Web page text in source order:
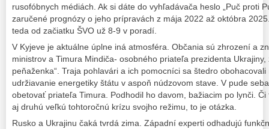
rusofóbnych médiách. Ak si dáte do vyhľadávača heslo „Puč proti
zaručené prognózy o jeho prípravách z mája 2022 až októbra
teda od začiatku ŠVO už 8-9 v poradí.
V Kyjeve je aktuálne úplne iná atmosféra. Občania sú zhrození a
ministrov a Timura Mindiča- osobného priateľa prezidenta Ukrajiny,
peňaženka“. Traja pohlavári a ich pomocníci sa štedro
udržiavanie energetiky štátu v aspoň núdzovom stave. V pude
obetovať priateľa Timura. Podhodil ho davom, bažiacim po lynči.
aj druhú veľkú tohtoročnú krízu svojho režimu, to je otázka.
Rusko a Ukrajinu čaká tvrdá zima. Západní experti odhadujú